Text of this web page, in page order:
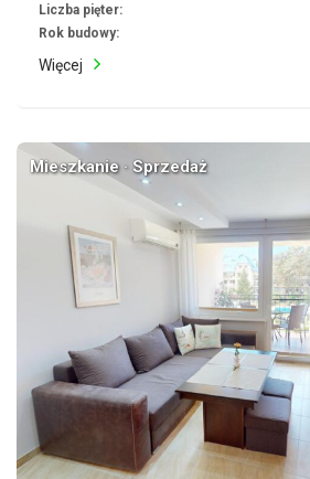
Liczba pięter:
Rok budowy:
Więcej
Mieszkanie · Sprzedaż